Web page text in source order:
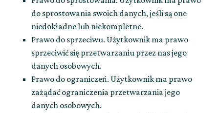
do sprostowania swoich danych, jeśli są one
niedokładne lub niekompletne.
Prawo do sprzeciwu. Użytkownik ma prawo
sprzeciwić się przetwarzaniu przez nas jego
danych osobowych.
Prawo do ograniczeń. Użytkownik ma prawo
zażądać ograniczenia przetwarzania jego
danych osobowych.